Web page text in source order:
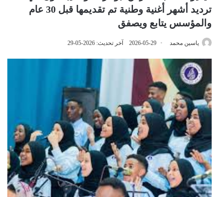
ترديد أشهر أغنية وطنية تم تقديمها قبل 30 عام
والمؤسس يتابع ويصفق
ياسين محمد 2026-05-29 آخر تحديث: 2026-05-29